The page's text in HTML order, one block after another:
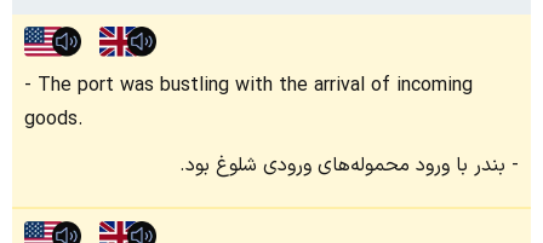
The port was bustling with the arrival of incoming
goods.
بندر با ورود محموله‌های ورودی شلوغ بود.